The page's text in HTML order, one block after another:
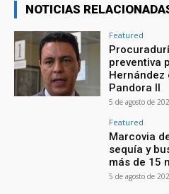
NOTICIAS
Featured
preventiva
Hernández
Pandora II
5 de agosto de
Featured
Marcovia
sequía y
más de 15
5 de agosto de